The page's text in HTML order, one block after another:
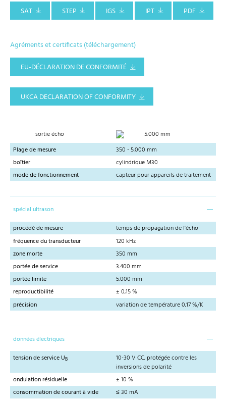
SAT
STEP IGS IPT PDF
Agréments et certificats (téléchargement)
EU-DÉCLARATION DE CONFORMITÉ
UKCA DECLARATION OF CONFORMITY
sortie écho
5.000 mm
Plage de mesure
350 - 5.000 mm
boîtier
cylindrique M30
mode de fonctionnement
capteur pour appareils de traitement
spécial ultrason
procédé de mesure
temps de propagation de l'écho
fréquence du transducteur
120 kHz
zone morte
350 mm
portée de service
3.400 mm
portée limite
5.000 mm
reproductibilité
± 0,15 %
précision
variation de température 0,17 %/K
données électriques
tension de service UB
10-30 V CC, protégée contre les
inversions de polarité
ondulation résiduelle
± 10 %
consommation de courant à vide
≤ 30 mA